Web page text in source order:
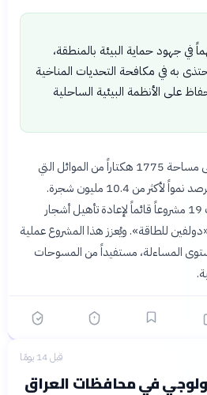
في جهود حماية البيئة بالمنطقة،
به في مكافحة التحديات المناخية
على الأنظمة البيئية الساحلية
تتوزع أشجار القرم المتتبعة على مساحة 1775 هكتاراً من الموائل التي
جرى إعادة تأهيلها، وسجل المرصد نمواً لأكثر من 10.4 مليون شجرة.
ويهدف المرصد إلى دمج بيانات 19 مشروعاً قائماً لإعادة تأهيل أشجار
للطاقة». ويُعزز هذا المشروع عملية
مستوى المساءلة، مستفيداً من المسوحات
قبل 14 يومًا
في محافظات العراق